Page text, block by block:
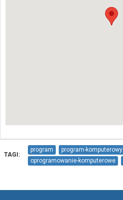
TAGI:
program program-komputerowy
oprogramowanie-komputerowe